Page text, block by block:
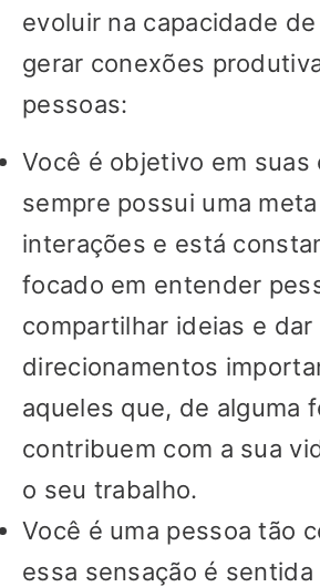
evoluir na capacidade
gerar conexões
pessoas:
Você é objetivo em suas
sempre possui uma
interações e está
focado em entender
compartilhar ideias e dar
direcionamentos
aqueles que, de alguma
contribuem com a sua
o seu trabalho.
Você é uma pessoa tão
essa sensação é sentida